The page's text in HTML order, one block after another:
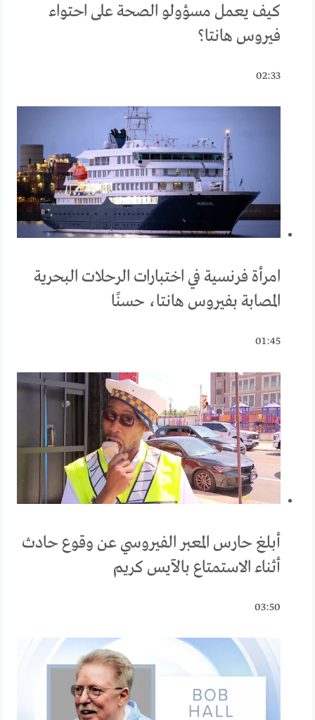
كيف يعمل مسؤولو الصحة على احتواء
فيروس هانتا؟
02:33
امرأة فرنسية في اختبارات الرحلات البحرية
المصابة بفيروس هانتا، حسنًا
01:45
أبلغ حارس المعبر الفيروسي عن وقوع حادث
أثناء الاستمتاع بالآيس كريم
03:50